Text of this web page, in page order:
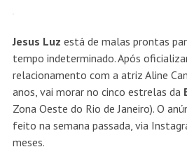
Jesus Luz está de malas prontas
tempo indeterminado. Após
relacionamento com a atriz Aline
anos, vai morar no cinco estrelas da
Zona Oeste do Rio de Janeiro). O
feito na semana passada, via
meses.